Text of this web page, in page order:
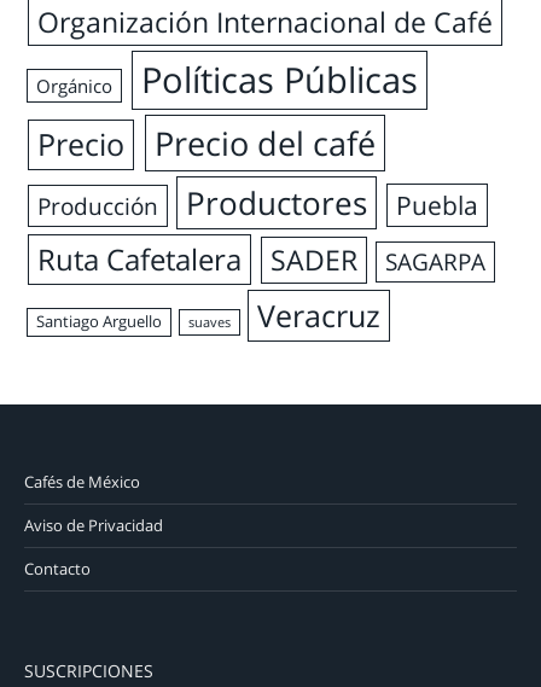
Organización Internacional de Café
Orgánico Políticas Públicas
Precio Precio del café
Producción Productores Puebla
Ruta Cafetalera SADER SAGARPA
Santiago Arguello suaves Veracruz
Cafés de México
Aviso de Privacidad
Contacto
SUSCRIPCIONES